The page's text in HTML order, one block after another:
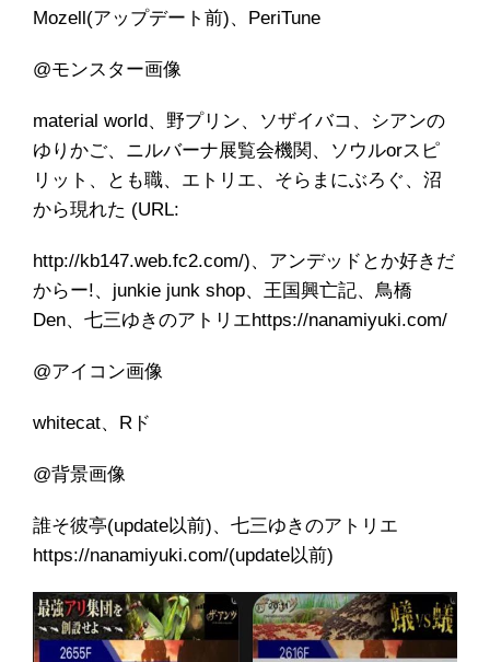
Mozell(アップデート前)、PeriTune
@モンスター画像
material world、野プリン、ソザイバコ、シアンの
ゆりかご、ニルバーナ展覧会機関、ソウルorスピ
リット、とも職、エトリエ、そらまにぶろぐ、沼
から現れた (URL:
http://kb147.web.fc2.com/)、アンデッドとか好きだ
からー!、junkie junk shop、王国興亡記、鳥橋
Den、七三ゆきのアトリエhttps://nanamiyuki.com/
@アイコン画像
whitecat、Rド
@背景画像
誰そ彼亭(update以前)、七三ゆきのアトリエ
https://nanamiyuki.com/(update以前)